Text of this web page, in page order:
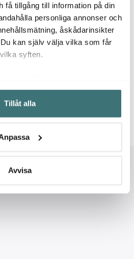
få tillgång till information på din
personliga annonser och
åskådarinsikter
kan själv välja vilka som får
syften.
om din geografiska plats som
på upp till flera meter
genom att aktivt skanna den för
personliga uppgifter
ditt samtycke när som
vi tror att du tycker om. Det
vår trafik och göra
av.
Tillåt alla
Avvisa
av våra kunder